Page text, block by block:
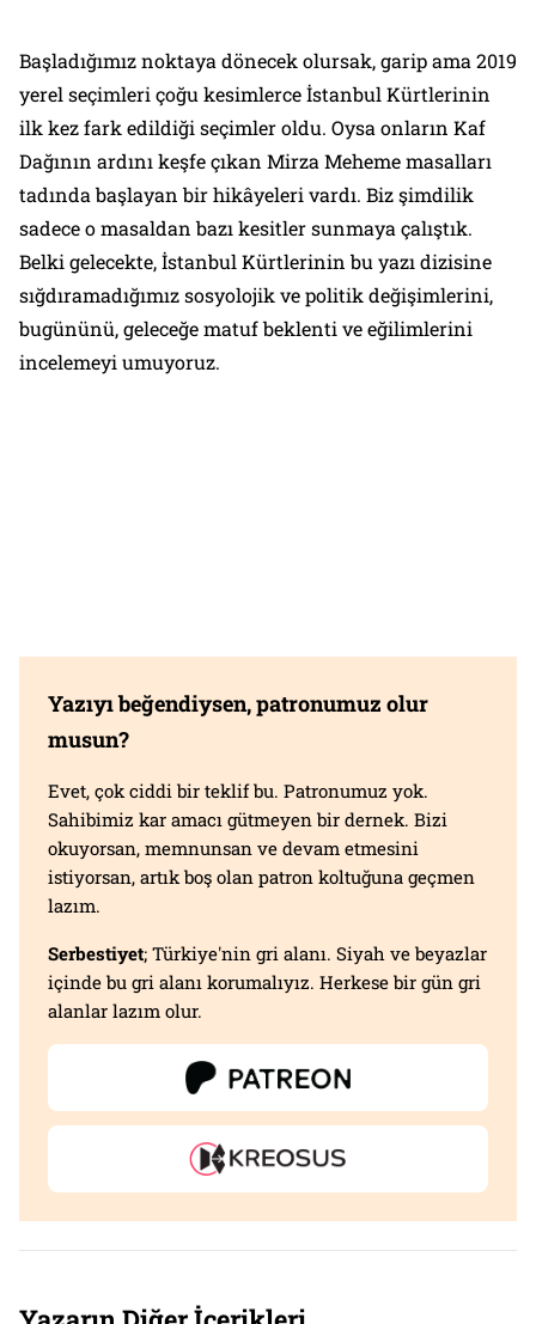
Başladığımız noktaya dönecek olursak, garip ama 2019
yerel seçimleri çoğu kesimlerce İstanbul Kürtlerinin
ilk kez fark edildiği seçimler oldu. Oysa onların Kaf
Dağının ardını keşfe çıkan Mirza Meheme masalları
tadında başlayan bir hikâyeleri vardı. Biz şimdilik
sadece o masaldan bazı kesitler sunmaya çalıştık.
Belki gelecekte, İstanbul Kürtlerinin bu yazı dizisine
sığdıramadığımız sosyolojik ve politik değişimlerini,
bugününü, geleceğe matuf beklenti ve eğilimlerini
incelemeyi umuyoruz.
Yazıyı beğendiysen, patronumuz olur
musun?
Evet, çok ciddi bir teklif bu. Patronumuz yok.
Sahibimiz kar amacı gütmeyen bir dernek. Bizi
okuyorsan, memnunsan ve devam etmesini
istiyorsan, artık boş olan patron koltuğuna geçmen
lazım.
Serbestiyet; Türkiye'nin gri alanı. Siyah ve beyazlar
içinde bu gri alanı korumalıyız. Herkese bir gün gri
alanlar lazım olur.